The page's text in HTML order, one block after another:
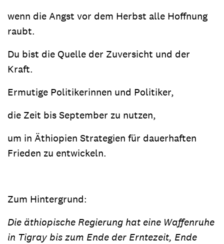
wenn die Angst vor dem Herbst alle Hoffnung
raubt.
Du bist die Quelle der Zuversicht und der
Kraft.
Ermutige Politikerinnen und Politiker,
die Zeit bis September zu nutzen,
um in Äthiopien Strategien für dauerhaften
Frieden zu entwickeln.
Zum Hintergrund:
Die äthiopische Regierung hat eine Waffenruhe
in Tigray bis zum Ende der Erntezeit, Ende